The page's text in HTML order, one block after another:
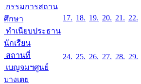
กรรมการสถาน
ศึกษา
ทำเนียบประธาน
นักเรียน
สถานที่
เบญจมฯศูนย์
บางเตย
17. 18. 19. 20. 21. 22.
24. 25. 26. 27. 28. 29.